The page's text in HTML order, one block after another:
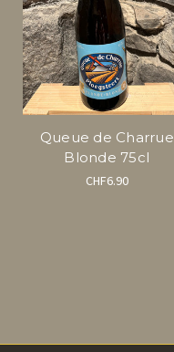
Queue de Charrue
Blonde 75cl
CHF6.90